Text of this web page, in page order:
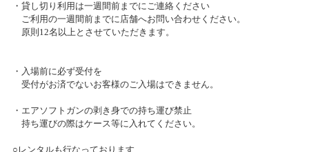
カテゴリ：ミリタリー
2023/11/03(金)～2024/01/21(日)
カテゴリ：プラモデル
筑紫野店リニューアルオープンのお知らせ
・貸し切り利用は一週間前までにご連絡ください
ご利用の一週間前までに店舗へお問い合わせください。
原則12名以上とさせていただきます。
・入場前に必ず受付を
受付がお済でないお客様のご入場はできません。
・エアソフトガンの剥き身での持ち運び禁止
持ち運びの際はケース等に入れてください。
○レンタルも行なっております